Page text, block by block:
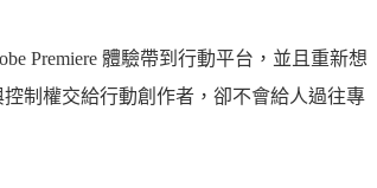
Premiere 體驗帶到行動平台，並且重新想
制權交給行動創作者，卻不會給人過往專